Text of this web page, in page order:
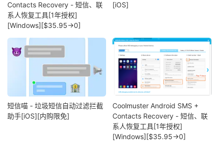
Contacts Recovery - 短信、联
系人恢复工具[1年授权]
[Windows][$35.95→0]
[iOS]
短信喵 - 垃圾短信自动过滤拦截
助手[iOS][内购限免]
Coolmuster Android SMS +
Contacts Recovery - 短信、联
系人恢复工具[1年授权]
[Windows][$35.95→0]